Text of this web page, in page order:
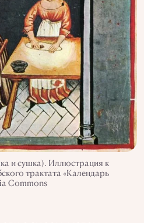
и сушка). Иллюстрация к
трактата «Календарь
Commons